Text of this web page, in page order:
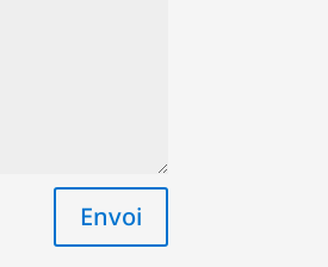
Envoi